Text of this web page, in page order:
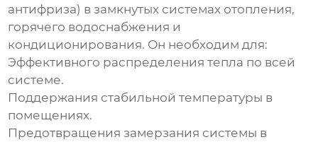
антифриза) в замкнутых системах отопления,
горячего водоснабжения и
кондиционирования. Он необходим для:
Эффективного распределения тепла по всей
системе.
Поддержания стабильной температуры в
помещениях.
Предотвращения замерзания системы в